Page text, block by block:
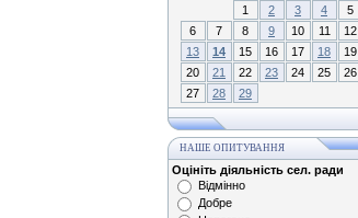
1
2 3 4
5
6
7 8 9 10 11
12
13
14 15 16 17 18
19
20
21 22 23 24 25
26
27
28 29
НАШЕ ОПИТУВАННЯ
Оцініть діяльність сел. ради
Відмінно
Добре